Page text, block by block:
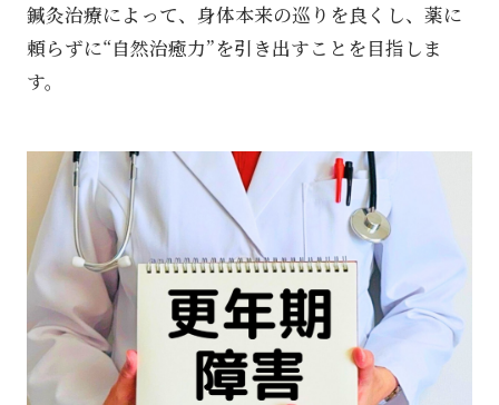
鍼灸治療によって、身体本来の巡りを良くし、薬に
頼らずに“自然治癒力”を引き出すことを目指しま
す。